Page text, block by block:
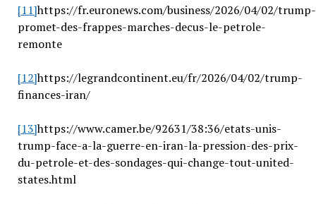
[11]https://fr.euronews.com/business/2026/04/02/trump-
promet-des-frappes-marches-decus-le-petrole-
remonte
[12]https://legrandcontinent.eu/fr/2026/04/02/trump-
finances-iran/
[13]https://www.camer.be/92631/38:36/etats-unis-
trump-face-a-la-guerre-en-iran-la-pression-des-prix-
du-petrole-et-des-sondages-qui-change-tout-united-
states.html